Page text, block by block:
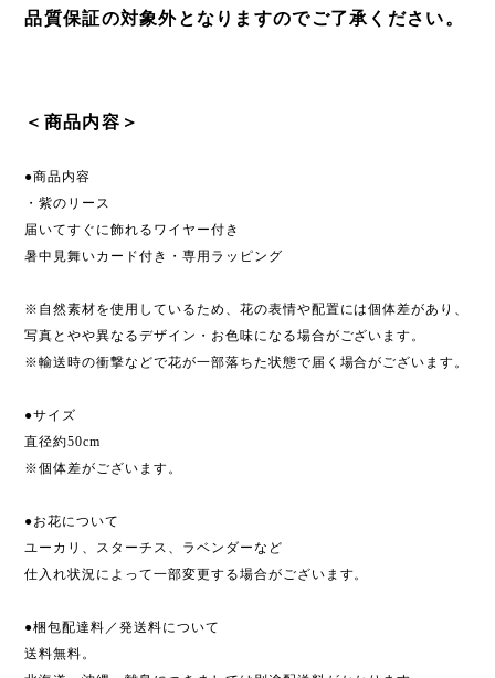
品質保証の対象外となりますのでご了承ください。
＜商品内容＞
●商品内容
・紫のリース
届いてすぐに飾れるワイヤー付き
暑中見舞いカード付き・専用ラッピング
※自然素材を使用しているため、花の表情や配置には個体差があり、
写真とやや異なるデザイン・お色味になる場合がございます。
※輸送時の衝撃などで花が一部落ちた状態で届く場合がございます。
●サイズ
直径約50cm
※個体差がございます。
●お花について
ユーカリ、スターチス、ラベンダーなど
仕入れ状況によって一部変更する場合がございます。
●梱包配達料／発送料について
送料無料。